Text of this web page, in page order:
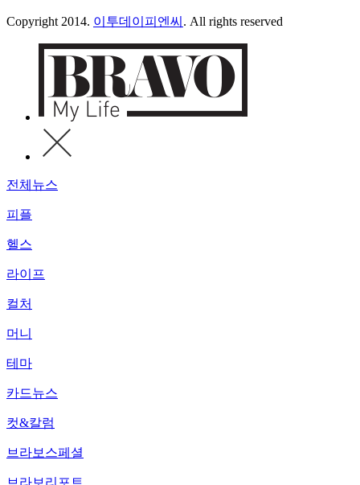
Copyright 2014. 이투데이피엔씨 . All rights reserved
전체뉴스
피플
헬스
라이프
컬처
머니
테마
카드뉴스
컷&칼럼
브라보스페셜